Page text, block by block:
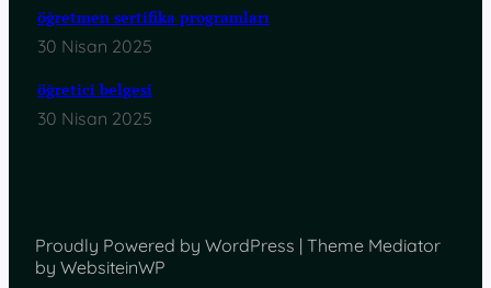
öğretmen sertifika programları
30 Nisan 2025
öğretici belgesi
30 Nisan 2025
Proudly Powered by WordPress | Theme Mediator
by WebsiteinWP